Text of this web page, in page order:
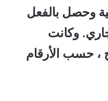
وحصل بالفعل
وكانت
، حسب الأرقام